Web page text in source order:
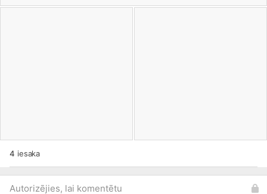
4 iesaka
Autorizējies, lai komentētu